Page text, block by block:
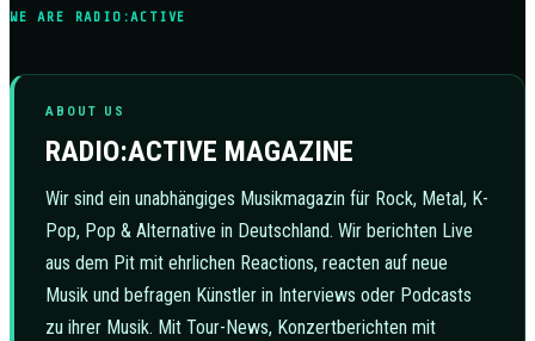
WE ARE RADIO:ACTIVE
ABOUT US
RADIO:ACTIVE MAGAZINE
Wir sind ein unabhängiges Musikmagazin für Rock, Metal, K-
Pop, Pop & Alternative in Deutschland. Wir berichten Live
aus dem Pit mit ehrlichen Reactions, reacten auf neue
Musik und befragen Künstler in Interviews oder Podcasts
zu ihrer Musik. Mit Tour-News, Konzertberichten mit